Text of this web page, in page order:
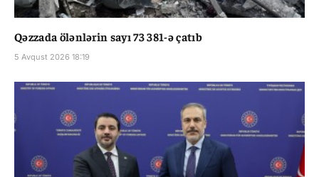
Qəzzada ölənlərin sayı 73 381-ə çatıb
5 Avqust 2026 18:19